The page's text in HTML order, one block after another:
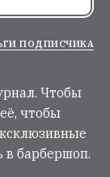
ПОДПИСЧИКА
Чтобы
чтобы
в барбершоп.